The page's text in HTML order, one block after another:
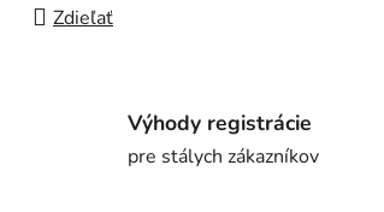
Zdieľať
Výhody registrácie
pre stálych zákazníkov